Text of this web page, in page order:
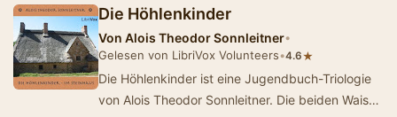
besonder…
Die Höhlenkinder
Von Alois Theodor Sonnleitner•
Gelesen von LibriVox Volunteers•4.6★
Die Höhlenkinder ist eine Jugendbuch-Triologie
von Alois Theodor Sonnleitner. Die beiden Waisen